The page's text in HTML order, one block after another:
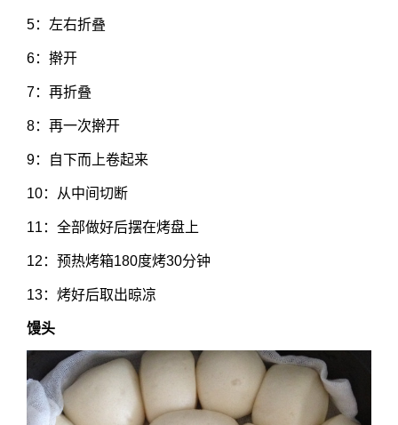
5：左右折叠
6：擀开
7：再折叠
8：再一次擀开
9：自下而上卷起来
10：从中间切断
11：全部做好后摆在烤盘上
12：预热烤箱180度烤30分钟
13：烤好后取出晾凉
馒头